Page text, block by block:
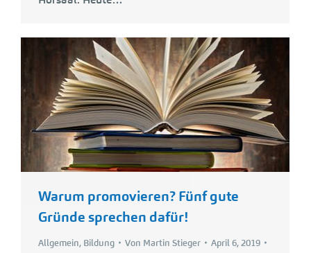
Warum promovieren? Fünf gute
Gründe sprechen dafür!
Allgemein, Bildung Von Martin Stieger
April 6, 2019